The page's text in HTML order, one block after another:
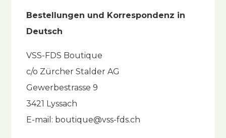
Bestellungen und Korrespondenz in
Deutsch
VSS-FDS Boutique
c/o Zürcher Stalder AG
Gewerbestrasse 9
3421 Lyssach
E-mail: boutique@vss-fds.ch